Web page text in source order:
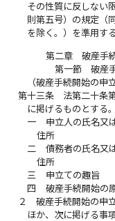
その性質に反しない
則第五号）の規定（
を除く。）を準用する
第二章 破産手
第一節 破産
（破産手続開始の申
第十三条
法第二十条
に掲げるものとする。
一
申立人の氏名又
住所
二
債務者の氏名又
住所
三
申立ての趣旨
四
破産手続開始の
２
破産手続開始の申
ほか、次に掲げる事